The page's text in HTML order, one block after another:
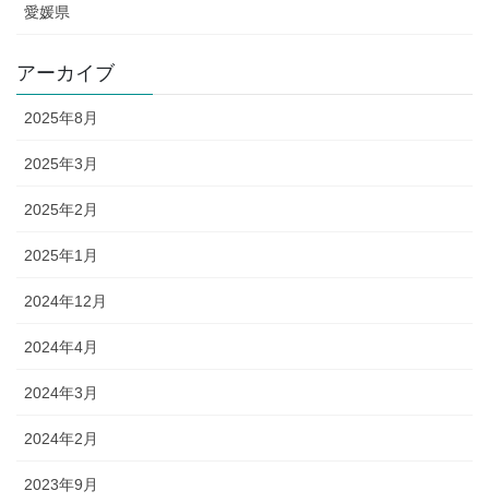
愛媛県
アーカイブ
2025年8月
2025年3月
2025年2月
2025年1月
2024年12月
2024年4月
2024年3月
2024年2月
2023年9月